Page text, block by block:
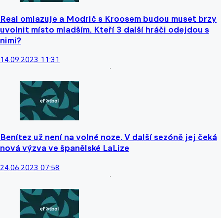
Real omlazuje a Modrič s Kroosem budou muset brzy
uvolnit místo mladším. Kteří 3 další hráči odejdou s
nimi?
14.09.2023 11:31
Benítez už není na volné noze. V další sezóně jej čeká
nová výzva ve španělské LaLize
24.06.2023 07:58